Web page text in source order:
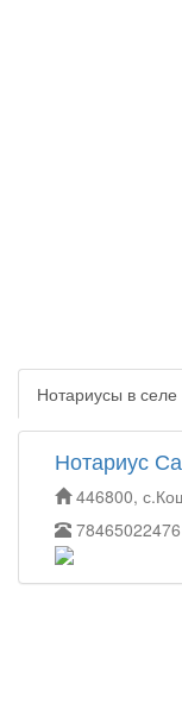
Нотариусы в
Нотариус
446800,
78465022476